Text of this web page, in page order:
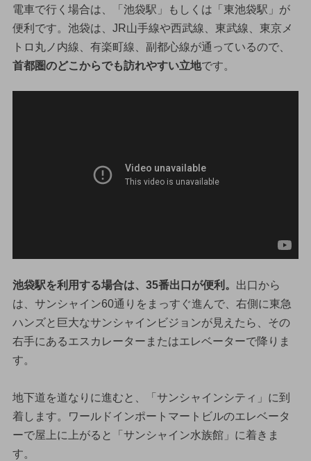
電車で行く場合は、「池袋駅」もしくは「東池袋駅」が
便利です。池袋は、JR山手線や西武線、東武線、東京メ
トロ丸ノ内線、有楽町線、副都心線が通っているので、
首都圏のどこからでも訪れやすい立地です。
池袋駅を利用する場合は、35番出口が便利。 出口から
は、サンシャイン60通りをまっすぐ進んで、右側に東急
ハンズと巨大なサンシャインビジョンが見えたら、その
右手にあるエスカレーターまたはエレベーターで降りま
す。
地下道を道なりに進むと、「サンシャインシティ」に到
着します。ワールドインポートマートビルのエレベータ
ーで屋上に上がると「サンシャイン水族館」に着きま
す。